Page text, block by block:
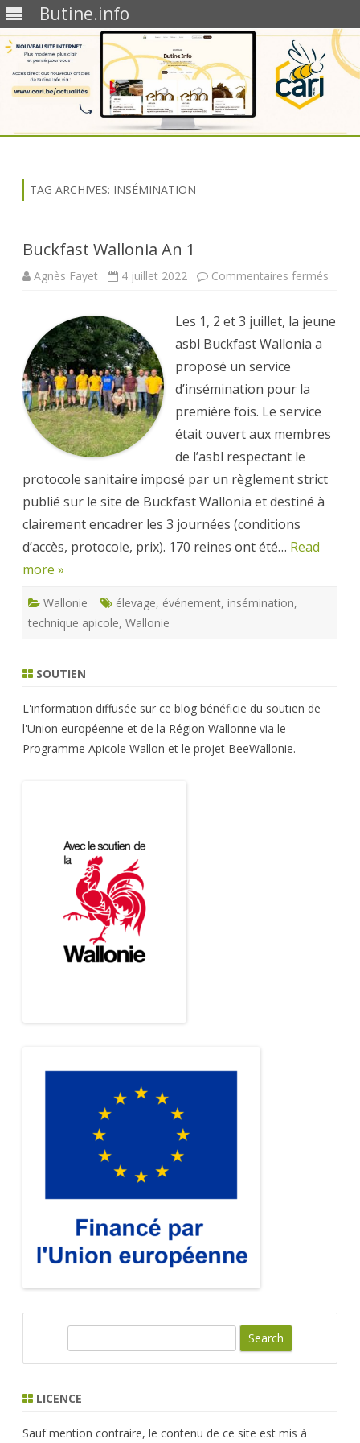
Butine.info
TAG ARCHIVES: INSÉMINATION
Buckfast Wallonia An 1
Agnès Fayet 4 juillet 2022 Commentaires fermés
1
Les 1, 2 et 3 juillet, la jeune
asbl Buckfast Wallonia a
proposé un service
d’insémination pour la
première fois. Le service
était ouvert aux membres
de l’asbl respectant le
protocole sanitaire imposé par un règlement strict
publié sur le site de Buckfast Wallonia et destiné à
clairement encadrer les 3 journées (conditions
d’accès, protocole, prix). 170 reines ont été… Read
more »
Wallonie élevage, événement, insémination,
technique apicole, Wallonie
SOUTIEN
L'information diffusée sur ce blog bénéficie du soutien de
l'Union européenne et de la Région Wallonne via le
Programme Apicole Wallon et le projet BeeWallonie.
r
h
LICENCE
Sauf mention contraire, le contenu de ce site est mis à